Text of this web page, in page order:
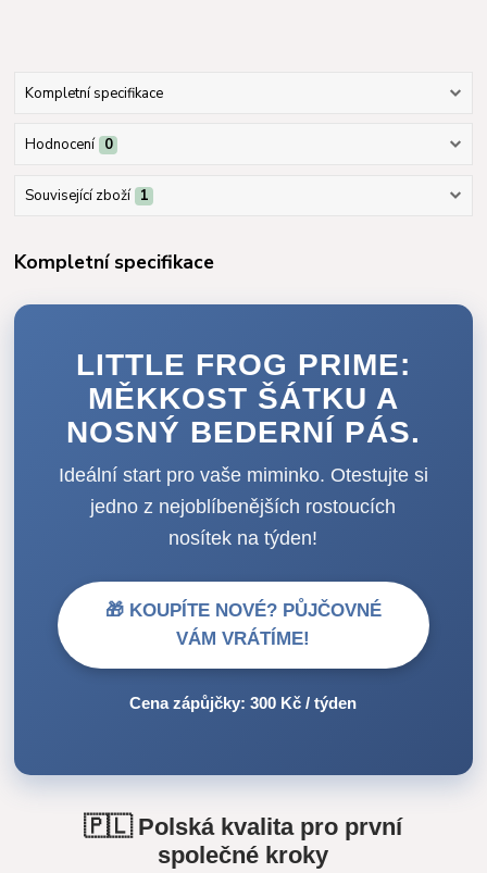
Kompletní specifikace
Hodnocení 0
Související zboží 1
Kompletní specifikace
LITTLE FROG PRIME:
MĚKKOST ŠÁTKU A
NOSNÝ BEDERNÍ PÁS.
Ideální start pro vaše miminko. Otestujte si
jedno z nejoblíbenějších rostoucích
nosítek na týden!
🎁 KOUPÍTE NOVÉ? PŮJČOVNÉ
VÁM VRÁTÍME!
Cena zápůjčky: 300 Kč / týden
🇵🇱 Polská kvalita pro první
společné kroky